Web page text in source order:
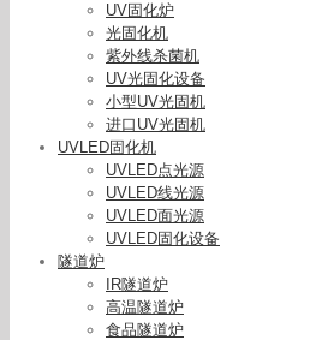
UV固化炉
光固化机
紫外线杀菌机
UV光固化设备
小型UV光固机
进口UV光固机
UVLED固化机
UVLED点光源
UVLED线光源
UVLED面光源
UVLED固化设备
隧道炉
IR隧道炉
高温隧道炉
食品隧道炉